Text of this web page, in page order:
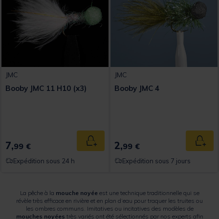
JMC
Booby JMC 11 H10 (x3)
7,99 € Ajouter au panier
Expédition sous 24 h
JMC
Booby JMC 4
2,99 €
Expédition sous 7 jours
La pêche à la mouche noyéeest une technique traditionnelle qui se
révèle très efficace en rivière et en plan d’eau pour traquer les truites ou
les ombres communs. Imitatives ou incitatives des modèles de
mouches noyées très variés ont été sélectionnés par nos experts afin